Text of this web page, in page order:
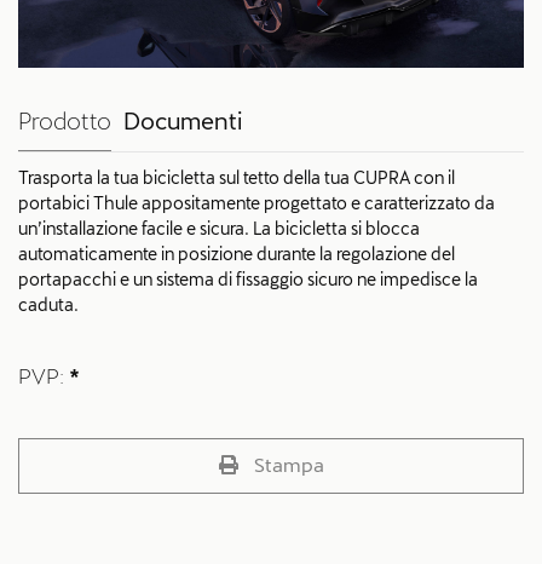
Prodotto Documenti
Trasporta la tua bicicletta sul tetto della tua CUPRA con il
portabici Thule appositamente progettato e caratterizzato da
un’installazione facile e sicura. La bicicletta si blocca
automaticamente in posizione durante la regolazione del
portapacchi e un sistema di fissaggio sicuro ne impedisce la
caduta.
PVP: *
Stampa